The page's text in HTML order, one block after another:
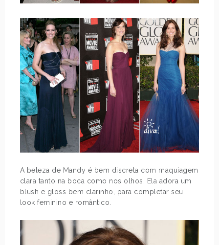
A beleza de Mandy é bem discreta com maquiagem
clara tanto na boca como nos olhos. Ela adora um
blush e gloss bem clarinho, para completar seu
look feminino e romântico.